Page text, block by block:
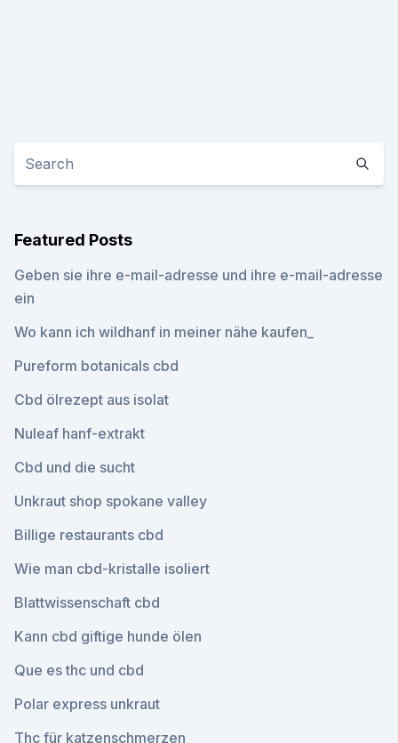
Featured Posts
Geben sie ihre e-mail-adresse und ihre e-mail-adresse
ein
Wo kann ich wildhanf in meiner nähe kaufen_
Pureform botanicals cbd
Cbd ölrezept aus isolat
Nuleaf hanf-extrakt
Cbd und die sucht
Unkraut shop spokane valley
Billige restaurants cbd
Wie man cbd-kristalle isoliert
Blattwissenschaft cbd
Kann cbd giftige hunde ölen
Que es thc und cbd
Polar express unkraut
Thc für katzenschmerzen